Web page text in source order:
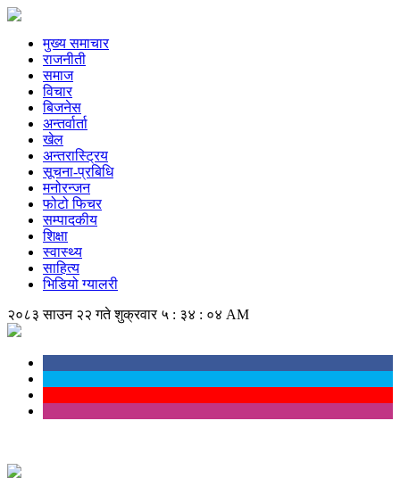
मुख्य समाचार
राजनीती
समाज
विचार
बिजनेस
अन्तर्वार्ता
खेल
अन्तरास्ट्रिय
सूचना-प्रबिधि
मनोरन्जन
फोटो फिचर
सम्पादकीय
शिक्षा
स्वास्थ्य
साहित्य
भिडियो ग्यालरी
२०८३ साउन २२ गते शुक्रवार ५ : ३४ : ०५ AM